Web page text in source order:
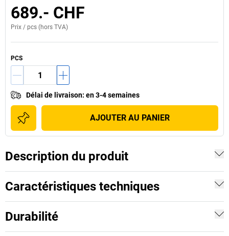
689.- CHF
Prix / pcs (hors TVA)
PCS
Délai de livraison: en 3-4 semaines
AJOUTER AU PANIER
Description du produit
Caractéristiques techniques
Durabilité